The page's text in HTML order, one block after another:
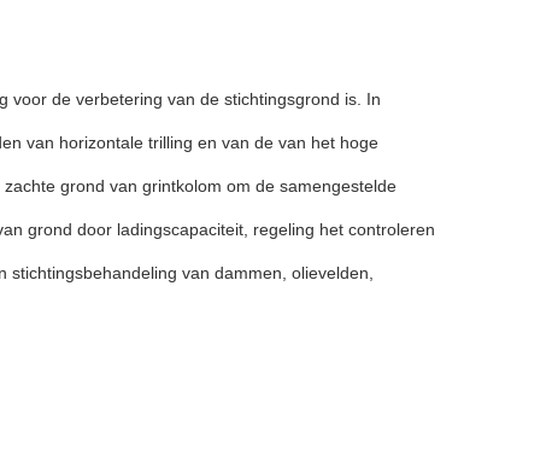
voor de verbetering van de stichtingsgrond is. In
van horizontale trilling en van de van het hoge
grond van grintkolom om de samengestelde
grond door ladingscapaciteit, regeling het controleren
van dammen, olievelden,